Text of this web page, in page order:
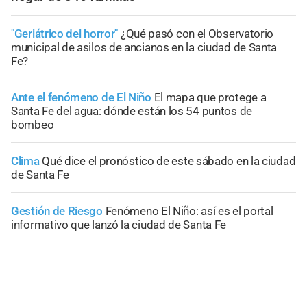
"Geriátrico del horror" ¿Qué pasó con el Observatorio
municipal de asilos de ancianos en la ciudad de Santa
Fe?
Ante el fenómeno de El Niño El mapa que protege a
Santa Fe del agua: dónde están los 54 puntos de
bombeo
Clima Qué dice el pronóstico de este sábado en la ciudad
de Santa Fe
Gestión de Riesgo Fenómeno El Niño: así es el portal
informativo que lanzó la ciudad de Santa Fe